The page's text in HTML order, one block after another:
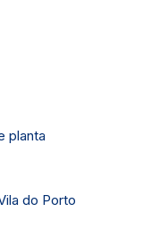
planta
do Porto